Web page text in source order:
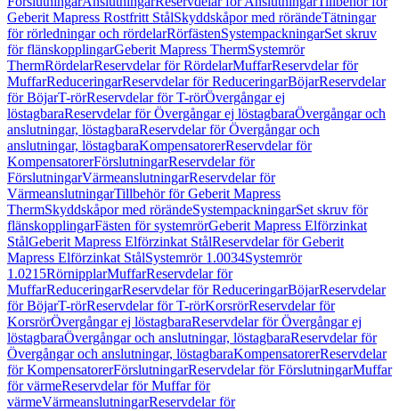
Geberit Mapress Rostfritt StålSkyddskåpor med rörändeTätningar
för rörledningar och rördelarRörfästenSystempackningarSet skruv
för flänskopplingarGeberit Mapress ThermSystemrör
ThermRördelarReservdelar för RördelarMuffarReservdelar för
MuffarReduceringarReservdelar för ReduceringarBöjarReservdelar
för BöjarT-rörReservdelar för T-rörÖvergångar ej
löstagbaraReservdelar för Övergångar ej löstagbaraÖvergångar och
anslutningar, löstagbaraReservdelar för Övergångar och
anslutningar, löstagbaraKompensatorerReservdelar för
KompensatorerFörslutningarReservdelar för
FörslutningarVärmeanslutningarReservdelar för
VärmeanslutningarTillbehör för Geberit Mapress
ThermSkyddskåpor med rörändeSystempackningarSet skruv för
flänskopplingarFästen för systemrörGeberit Mapress Elförzinkat
StålGeberit Mapress Elförzinkat StålReservdelar för Geberit
Mapress Elförzinkat StålSystemrör 1.0034Systemrör
1.0215RörnipplarMuffarReservdelar för
MuffarReduceringarReservdelar för ReduceringarBöjarReservdelar
för BöjarT-rörReservdelar för T-rörKorsrörReservdelar för
KorsrörÖvergångar ej löstagbaraReservdelar för Övergångar ej
löstagbaraÖvergångar och anslutningar, löstagbaraReservdelar för
Övergångar och anslutningar, löstagbaraKompensatorerReservdelar
för KompensatorerFörslutningarReservdelar för FörslutningarMuffar
för värmeReservdelar för Muffar för
värmeVärmeanslutningarReservdelar för